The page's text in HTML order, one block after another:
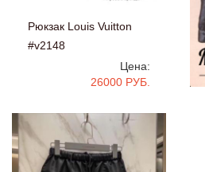
Рюкзак Louis Vuitton
#v2148
Цена:
26000 РУБ.